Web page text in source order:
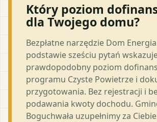
Który poziom
dla Twojego domu?
Bezpłatne narzędzie Dom
podstawie sześciu pytań
prawdopodobny poziom
programu Czyste Powietrze i
przygotowania. Bez rejestracji i
podawania kwoty dochodu.
Boguchwała uzupełnimy za